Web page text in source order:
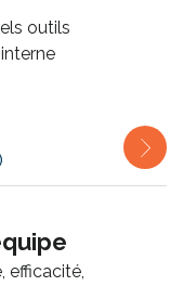
outils
efficacité,